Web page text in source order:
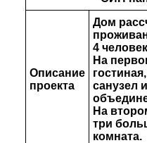
Описание
проекта
Дом
4
На
санузел
На
три
комната.